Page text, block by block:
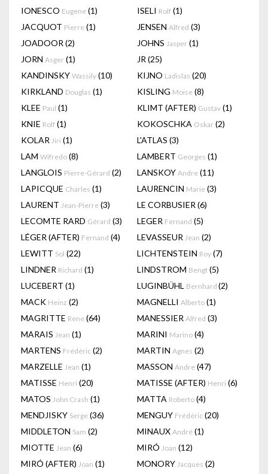
IONESCO Eugene (1) ISELI Rolf (1)
JACQUOT Pierre (1) JENSEN Alfred (3)
JOADOOR (2) JOHNS Jasper (1)
JORN Asger (1) JR (25)
KANDINSKY Wassily (10) KIJNO Ladislas (20)
KIRKLAND Douglas (1) KISLING Moise (8)
KLEE Paul (1) KLIMT (AFTER) Gustav (1)
KNIE Rolf (1) KOKOSCHKA Oskar (2)
KOLAR Jiri (1) L'ATLAS (3)
LAM Wifredo (8) LAMBERT Georges (1)
LANGLOIS Pierre-Gérard (2) LANSKOY Andre (11)
LAPICQUE Charles (1) LAURENCIN Marie (3)
LAURENT Jean-Pierre (3) LE CORBUSIER (6)
LECOMTE RARD Gérard (3) LEGER Fernand (5)
LÉGER (AFTER) Fernand (4) LEVASSEUR Jean (2)
LEWITT Sol (22) LICHTENSTEIN Roy (7)
LINDNER Richard (1) LINDSTROM Bengt (5)
LUCEBERT (1) LUGINBÜHL Bernhard (2)
MACK Heinz (2) MAGNELLI Alberto (1)
MAGRITTE Rene (64) MANESSIER Alfred (3)
MARAIS Jean (1) MARINI Marino (4)
MARTENS Frédéric (2) MARTIN Agnes (2)
MARZELLE Jean (1) MASSON Andre (47)
MATISSE Henri (20) MATISSE (AFTER) Henri (6)
MATOS John Crash (1) MATTA Roberto (4)
MENDJISKY Serge (36) MENGUY Frédéric (20)
MIDDLETON Sam (2) MINAUX André (1)
MIOTTE Jean (6) MIRÓ Joan (12)
MIRÓ (AFTER) Joan (1) MONORY Jacques (2)